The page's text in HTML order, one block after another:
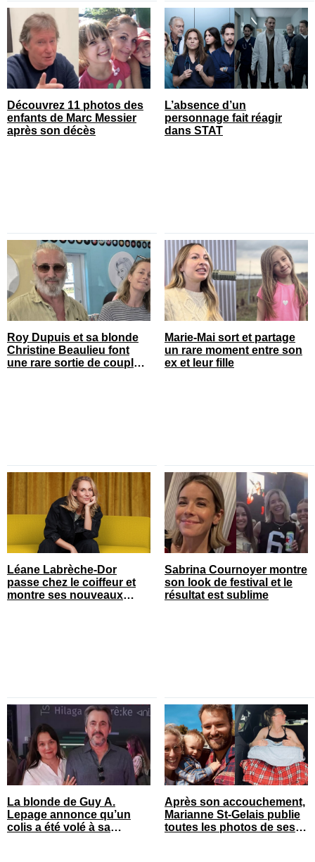
Découvrez 11 photos des
enfants de Marc Messier
après son décès
L’absence d’un
personnage fait réagir
dans STAT
Roy Dupuis et sa blonde
Christine Beaulieu font
une rare sortie de couple
Marie-Mai sort et partage
un rare moment entre son
ex et leur fille
Léane Labrèche-Dor
passe chez le coiffeur et
montre ses nouveaux
Sabrina Cournoyer montre
son look de festival et le
résultat est sublime
La blonde de Guy A.
Lepage annonce qu’un
colis a été volé à sa
Après son accouchement,
Marianne St-Gelais publie
toutes les photos de ses